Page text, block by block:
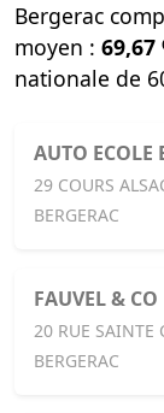
Bergerac
moyen : 69,67
nationale de
AUTO ECOLE
29 COURS
BERGERAC
FAUVEL & CO
20 RUE SAINTE
BERGERAC